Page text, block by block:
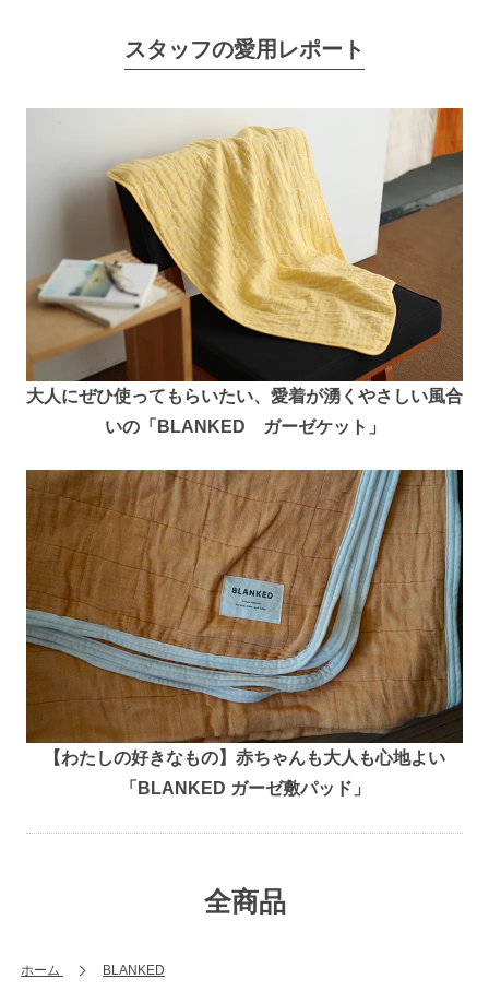
スタッフの愛用レポート
大人にぜひ使ってもらいたい、愛着が湧くやさしい風合
いの「BLANKED ガーゼケット」
【わたしの好きなもの】赤ちゃんも大人も心地よい
「BLANKED ガーゼ敷パッド」
全商品
ホーム BLANKED